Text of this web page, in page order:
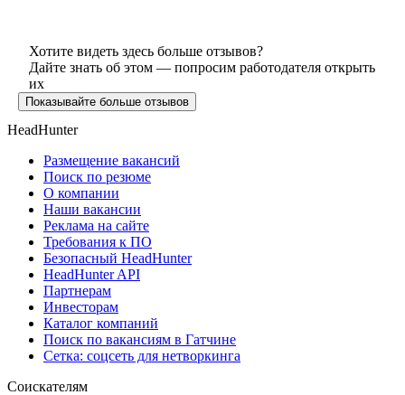
Хотите видеть здесь больше отзывов?
Дайте знать об этом — попросим работодателя открыть
их
Показывайте больше отзывов
HeadHunter
Размещение вакансий
Поиск по резюме
О компании
Наши вакансии
Реклама на сайте
Требования к ПО
Безопасный HeadHunter
HeadHunter API
Партнерам
Инвесторам
Каталог компаний
Поиск по вакансиям в Гатчине
Сетка: соцсеть для нетворкинга
Соискателям